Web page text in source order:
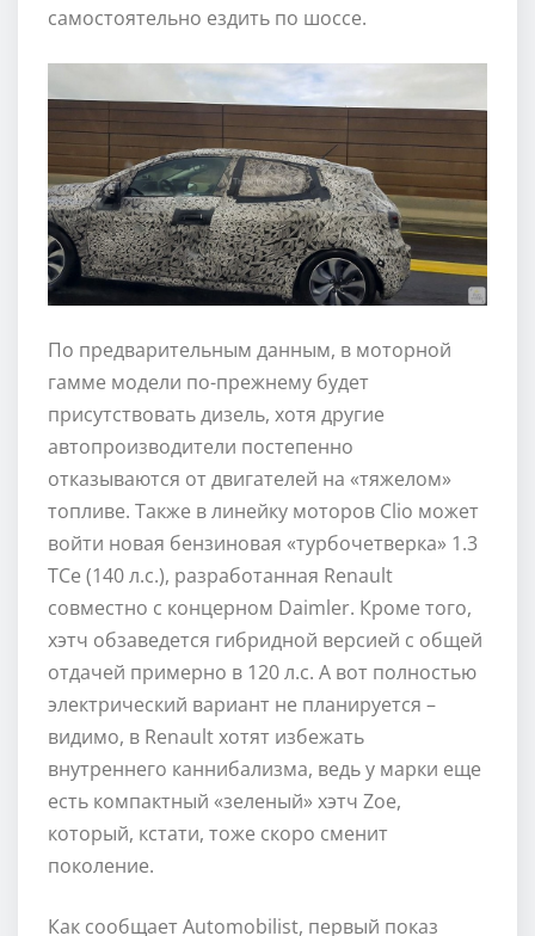
самостоятельно ездить по шоссе.
По предварительным данным, в моторной
гамме модели по-прежнему будет
присутствовать дизель, хотя другие
автопроизводители постепенно
отказываются от двигателей на «тяжелом»
топливе. Также в линейку моторов Clio может
войти новая бензиновая «турбочетверка» 1.3
TCe (140 л.с.), разработанная Renault
совместно с концерном Daimler. Кроме того,
хэтч обзаведется гибридной версией с общей
отдачей примерно в 120 л.с. А вот полностью
электрический вариант не планируется –
видимо, в Renault хотят избежать
внутреннего каннибализма, ведь у марки еще
есть компактный «зеленый» хэтч Zoe,
который, кстати, тоже скоро сменит
поколение.
Как сообщает Automobilist, первый показ